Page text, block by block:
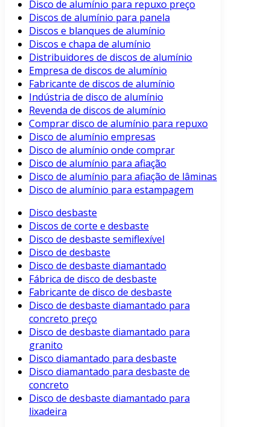
Disco de alumínio para repuxo preço
Discos de alumínio para panela
Discos e blanques de alumínio
Discos e chapa de alumínio
Distribuidores de discos de alumínio
Empresa de discos de alumínio
Fabricante de discos de alumínio
Indústria de disco de alumínio
Revenda de discos de alumínio
Comprar disco de alumínio para repuxo
Disco de alumínio empresas
Disco de alumínio onde comprar
Disco de alumínio para afiação
Disco de alumínio para afiação de lâminas
Disco de alumínio para estampagem
Disco desbaste
Discos de corte e desbaste
Disco de desbaste semiflexível
Disco de desbaste
Disco de desbaste diamantado
Fábrica de disco de desbaste
Fabricante de disco de desbaste
Disco de desbaste diamantado para
concreto preço
Disco de desbaste diamantado para
granito
Disco diamantado para desbaste
Disco diamantado para desbaste de
concreto
Disco de desbaste diamantado para
lixadeira